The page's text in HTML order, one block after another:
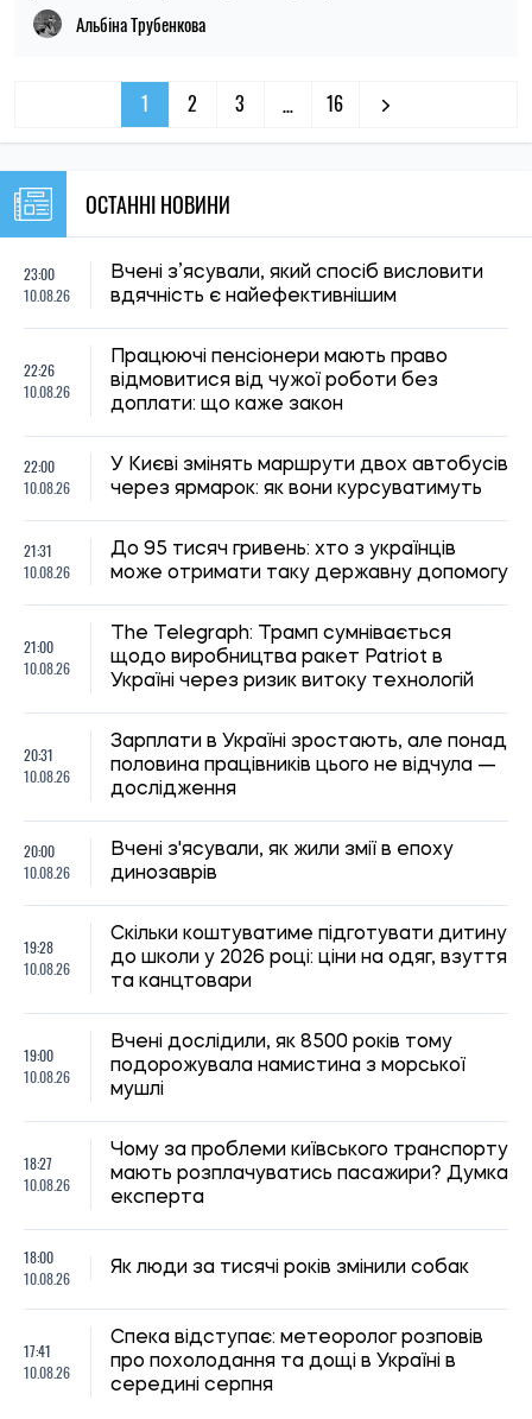
Альбіна Трубенкова
1 2 3 … 16
ОСТАННІ НОВИНИ
23:00
10.08.26
Вчені з’ясували, який спосіб висловити
вдячність є найефективнішим
22:26
10.08.26
Працюючі пенсіонери мають право
відмовитися від чужої роботи без
доплати: що каже закон
22:00
10.08.26
У Києві змінять маршрути двох автобусів
через ярмарок: як вони курсуватимуть
21:31
10.08.26
До 95 тисяч гривень: хто з українців
може отримати таку державну допомогу
21:00
10.08.26
The Telegraph: Трамп сумнівається
щодо виробництва ракет Patriot в
Україні через ризик витоку технологій
20:31
10.08.26
Зарплати в Україні зростають, але понад
половина працівників цього не відчула —
дослідження
20:00
10.08.26
Вчені з'ясували, як жили змії в епоху
динозаврів
19:28
10.08.26
Скільки коштуватиме підготувати дитину
до школи у 2026 році: ціни на одяг, взуття
та канцтовари
19:00
10.08.26
Вчені дослідили, як 8500 років тому
подорожувала намистина з морської
мушлі
18:27
10.08.26
Чому за проблеми київського транспорту
мають розплачуватись пасажири? Думка
експерта
18:00
10.08.26
Як люди за тисячі років змінили собак
17:41
10.08.26
Спека відступає: метеоролог розповів
про похолодання та дощі в Україні в
середині серпня